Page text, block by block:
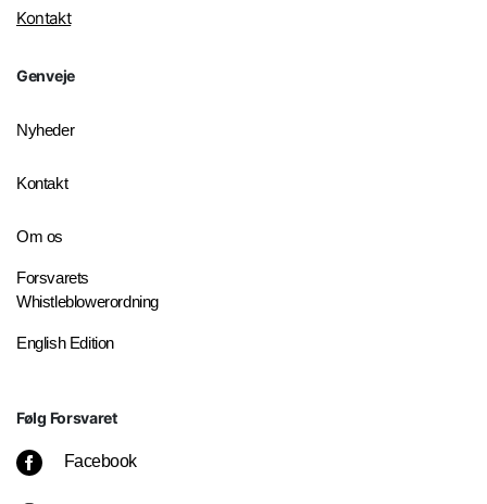
Kontakt
Genveje
Nyheder
Kontakt
Om os
Forsvarets
Whistleblowerordning
English Edition
Følg Forsvaret
Facebook